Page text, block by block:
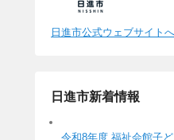
日進市公式ウェブサイトへ
日進市新着情報
令和8年度 福祉会館子